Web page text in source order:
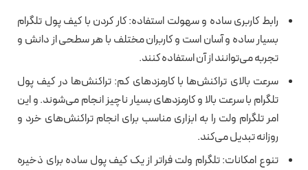
رابط کاربری ساده و سهولت استفاده: کار کردن با کیف پول تلگرام
بسیار ساده و آسان است و کاربران مختلف با هر سطحی از دانش و
تجربه می‌توانند از آن استفاده کنند.
سرعت بالای تراکنش‌ها با کارمزدهای کم: تراکنش‌ها در کیف پول
تلگرام با سرعت بالا و کارمزدهای بسیار ناچیز انجام می‌شوند. و این
امر تلگرام ولت را به ابزاری مناسب برای انجام تراکنش‌های خرد و
روزانه تبدیل می‌کند.
تنوع امکانات: تلگرام ولت فراتر از یک کیف پول ساده برای ذخیره